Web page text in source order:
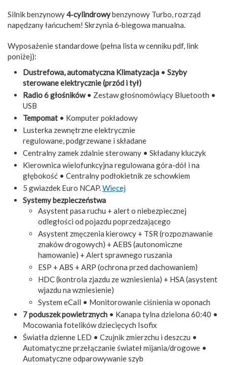
Silnik benzynowy4‑cylindrowybenzynowy Turbo, rozrząd
napędzany łańcuchem! Skrzynia 6‑biegowa manualna.
Wyposażenie standardowe (pełna lista w cenniku pdf, link
poniżej):
Dustrefowa, automatyczna Klimatyzacja • Szyby
sterowane elektrycznie (przód i tył)
Radio 6 głośników• Zestaw głośnomówiący Bluetooth •
USB
Tempomat • Komputer pokładowy
Lusterka zewnętrzne elektrycznie
regulowane, podgrzewane i składane
Centralny zamek zdalnie sterowany • Składany kluczyk
Kierownica wielofunkcyjna regulowana góra-dół i na
głębokość • Centralny podłokietnik ze schowkiem
5 gwiazdek Euro NCAP.Więcej
Systemy bezpieczeństwa
Asystent pasa ruchu + alert o niebezpiecznej
odległości od pojazdu poprzedzającego
Asystent zmęczenia kierowcy + TSR (rozpoznawanie
znaków drogowych) + AEBS (autonomiczne
hamowanie) + Alert sprawnego ruszania
ESP + ABS + ARP (ochrona przed dachowaniem)
HDC (kontrola zjazdu ze wzniesienia) + HSA (asystent
wjazdu na wzniesienie)
System eCall • Monitorowanie ciśnienia w oponach
7 poduszek powietrznych • Kanapa tylna dzielona 60:40 •
Mocowania fotelików dziecięcych Isofix
Światła dzienne LED • Czujnik zmierzchu i deszczu •
Automatyczne przełączanie świateł mijania/drogowe •
Automatyczne odparowywanie szyb